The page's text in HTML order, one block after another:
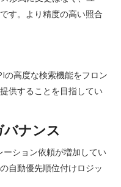
す。より精度の高い照合
の高度な検索機能をフロン
供することを目指してい
ナンス
ーション依頼が増加してい
自動優先順位付けロジッ